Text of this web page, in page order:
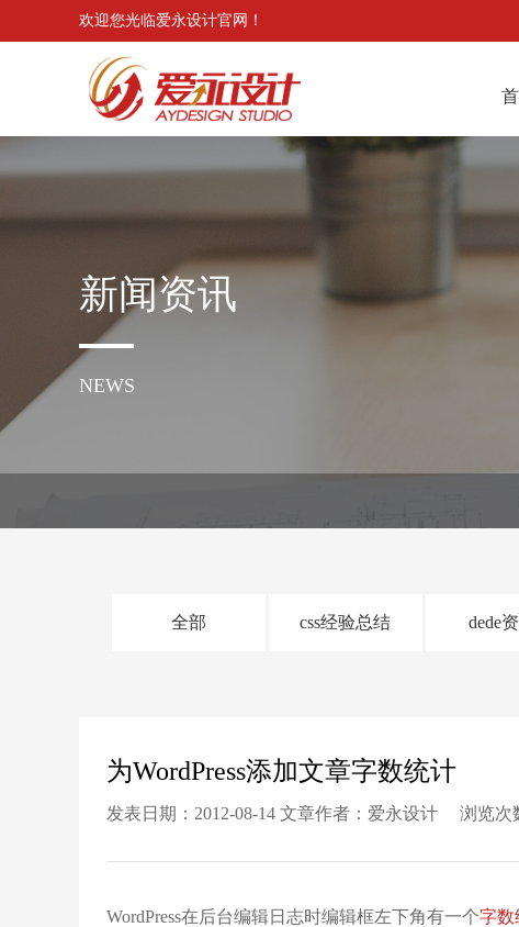
欢迎您光临爱永设计官网！
新闻资讯
NEWS
全部 css经验总结 dede
为WordPress添加文章字数统计
发表日期：2012-08-14 文章作者：爱永设计 浏览次
WordPress在后台编辑日志时编辑框左下角有一个字数